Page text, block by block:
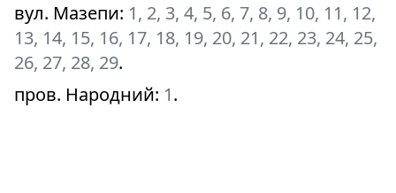
вул. Мазепи: 1, 2, 3, 4, 5, 6, 7, 8, 9, 10, 11, 12,
13, 14, 15, 16, 17, 18, 19, 20, 21, 22, 23, 24, 25,
26, 27, 28, 29.
пров. Народний: 1.